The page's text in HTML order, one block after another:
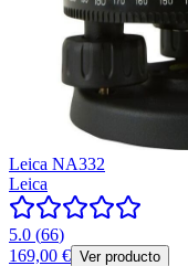
Leica NA332
Leica
5.0 (66)
169,00 € Ver producto